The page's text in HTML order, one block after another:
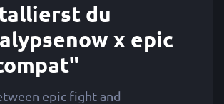
du
x epic
epic fight and